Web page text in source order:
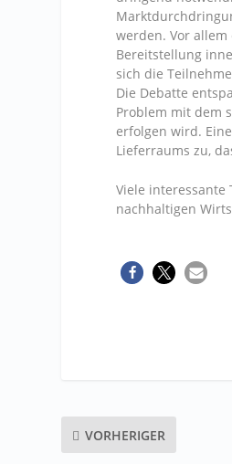
werden. Vor
Bereitstellung
sich die
Die Debatte
Problem mit dem
erfolgen wird.
Lieferraums zu,
Viele interessante
nachhaltigen
VORHERIGER